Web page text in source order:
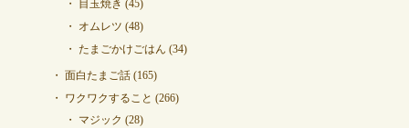
目玉焼き (45)
オムレツ (48)
たまごかけごはん (34)
面白たまご話(165)
ワクワクすること (266)
マジック (28)